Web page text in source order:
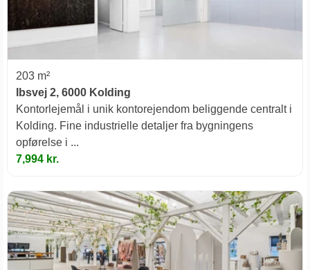
203 m²
Ibsvej 2, 6000 Kolding
Kontorlejemål i unik kontorejendom beliggende centralt i
Kolding. Fine industrielle detaljer fra bygningens
opførelse i ...
7,994 kr.